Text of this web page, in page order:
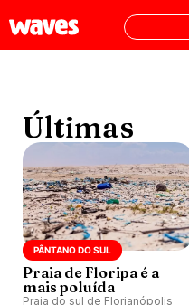
Últimas
PÂNTANO DO SUL
Praia de Floripa é a
mais poluída
Praia do sul de Florianópolis